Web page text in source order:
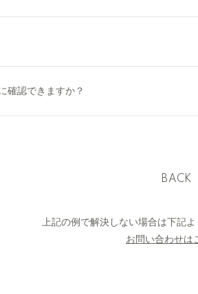
確認できますか？
BACK
上記の例で解決しない場合は下記
お問い合わせは